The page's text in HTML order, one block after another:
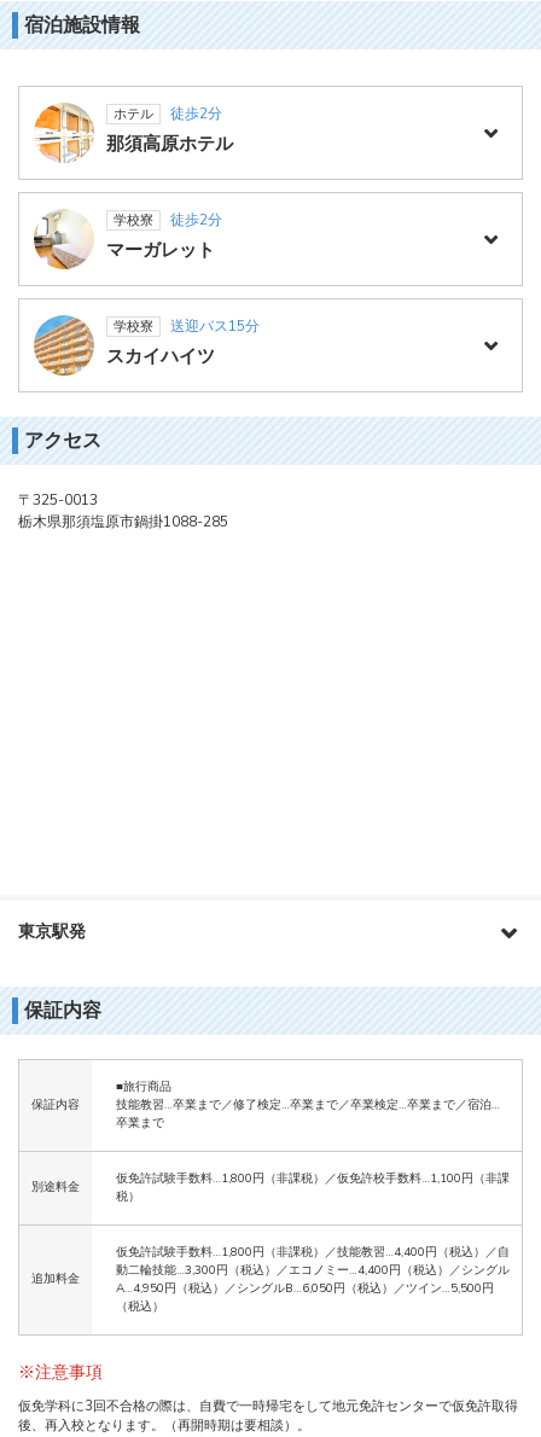
宿泊施設情報
ホテル 徒歩2分
那須高原ホテル
学校寮 徒歩2分
マーガレット
学校寮 送迎バス15分
スカイハイツ
アクセス
〒325-0013
栃木県那須塩原市鍋掛1088-285
東京駅発
保証内容
保証内容
■旅行商品
技能教習…卒業まで／修了検定…卒業まで／卒業検定…卒業まで／宿泊…
卒業まで
別途料金
仮免許試験手数料…1,800円（非課税）／仮免許校手数料…1,100円（非課
税）
追加料金
仮免許試験手数料…1,800円（非課税）／技能教習…4,400円（税込）／自
動二輪技能…3,300円（税込）／エコノミー…4,400円（税込）／シングル
A…4,950円（税込）／シングルB…6,050円（税込）／ツイン…5,500円
（税込）
※注意事項
仮免学科に3回不合格の際は、自費で一時帰宅をして地元免許センターで仮免許取得
後、再入校となります。（再開時期は要相談）。